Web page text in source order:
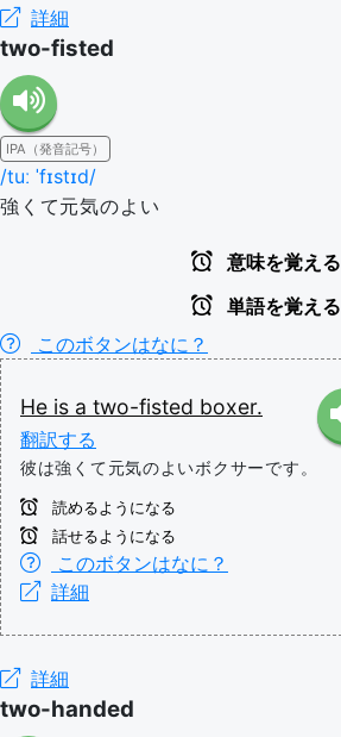
詳細
two-fisted
IPA（発音記号）
/tuː ˈfɪstɪd/
強くて元気のよい
意味を覚える
単語を覚える
このボタンはなに？
He is a two-fisted boxer.
翻訳する
彼は強くて元気のよいボクサーです。
読めるようになる
話せるようになる
このボタンはなに？
詳細
詳細
two-handed